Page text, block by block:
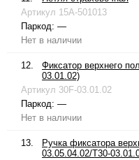
Артикул 15A-501013
Паркод: —
Нет в наличии
12.
Фиксатор верхнего
03.01.02)
Артикул 30F-03.01.02
Паркод: —
Нет в наличии
13.
Ручка фиксатора
03.05.04.02/T30-